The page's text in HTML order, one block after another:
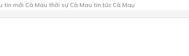
tin mới Cà Mau thời sự Cà Mau tin tức Cà Mau